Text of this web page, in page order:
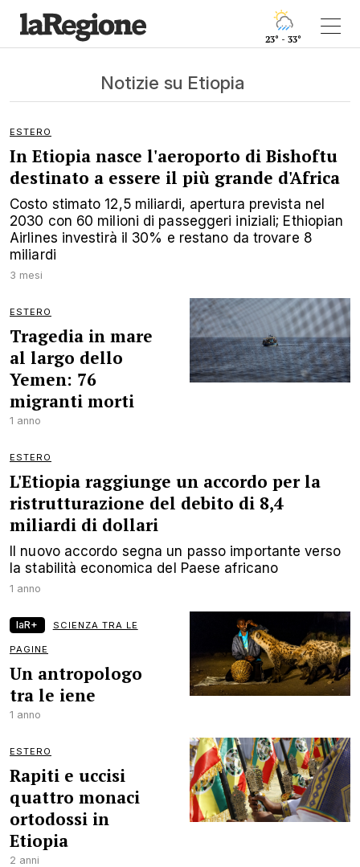
23° - 33°
Notizie su Etiopia
ESTERO
In Etiopia nasce l'aeroporto di Bishoftu
destinato a essere il più grande d'Africa
Costo stimato 12,5 miliardi, apertura prevista nel
2030 con 60 milioni di passeggeri iniziali; Ethiopian
Airlines investirà il 30% e restano da trovare 8
miliardi
3 mesi
ESTERO
Tragedia in mare
al largo dello
Yemen: 76
migranti morti
1 anno
ESTERO
L'Etiopia raggiunge un accordo per la
ristrutturazione del debito di 8,4
miliardi di dollari
Il nuovo accordo segna un passo importante verso
la stabilità economica del Paese africano
1 anno
laR+ SCIENZA TRA LE
PAGINE
Un antropologo
tra le iene
1 anno
ESTERO
Rapiti e uccisi
quattro monaci
ortodossi in
Etiopia
2 anni